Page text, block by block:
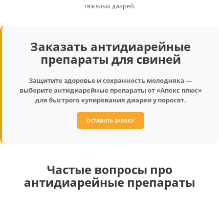
тяжелых диарей.
Заказать антидиарейные
препараты для свиней
Защитите здоровье и сохранность молодняка —
выберите антидиарейные препараты от «Апекс плюс»
для быстрого купирования диареи у поросят.
ОСТАВИТЬ ЗАЯВКУ
Частые вопросы про
антидиарейные препараты